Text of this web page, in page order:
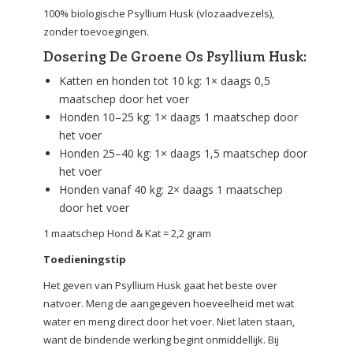
100% biologische Psyllium Husk (vlozaadvezels),
zonder toevoegingen.
Dosering De Groene Os Psyllium Husk:
Katten en honden tot 10 kg: 1× daags 0,5
maatschep door het voer
Honden 10–25 kg: 1× daags 1 maatschep door
het voer
Honden 25–40 kg: 1× daags 1,5 maatschep door
het voer
Honden vanaf 40 kg: 2× daags 1 maatschep
door het voer
1 maatschep Hond & Kat = 2,2 gram
Toedieningstip
Het geven van Psyllium Husk gaat het beste over
natvoer. Meng de aangegeven hoeveelheid met wat
water en meng direct door het voer. Niet laten staan,
want de bindende werking begint onmiddellijk. Bij